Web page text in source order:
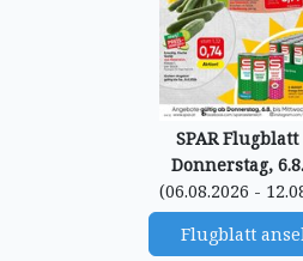
SPAR
Donnerstag,
(06.08.2026 -
Flugblatt